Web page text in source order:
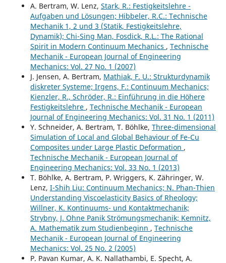
A. Bertram, W. Lenz, Stark, R.: Festigkeitslehre -
Aufgaben und Lösungen; Hibbeler, R.C.: Technische
Mechanik 1, 2 und 3 (Statik, Festigkeitslehre,
Dynamik); Chi-Sing Man, Fosdick, R.L.: The Rational
Spirit in Modern Continuum Mechanics , Technische
Mechanik - European Journal of Engineering
Mechanics: Vol. 27 No. 1 (2007)
J. Jensen, A. Bertram, Mathiak, F. U.: Strukturdynamik
diskreter Systeme; Irgens, F.: Continuum Mechanics;
Kienzler, R., Schröder, R.: Einführung in die Höhere
Festigkeitslehre , Technische Mechanik - European
Journal of Engineering Mechanics: Vol. 31 No. 1 (2011)
Y. Schneider, A. Bertram, T. Böhlke, Three-dimensional
Simulation of Local and Global Behaviour of Fe-Cu
Composites under Large Plastic Deformation ,
Technische Mechanik - European Journal of
Engineering Mechanics: Vol. 33 No. 1 (2013)
T. Böhlke, A. Bertram, P. Wriggers, K. Zähringer, W.
Lenz, I-Shih Liu: Continuum Mechanics; N. Phan-Thien
Understanding Viscoelasticity Basics of Rheology;
Willner, K. Kontinuums- und Kontaktmechanik;
Strybny, J. Ohne Panik Strömungsmechanik; Kemnitz,
A. Mathematik zum Studienbeginn , Technische
Mechanik - European Journal of Engineering
Mechanics: Vol. 25 No. 2 (2005)
P. Pavan Kumar, A. K. Nallathambi, E. Specht, A.